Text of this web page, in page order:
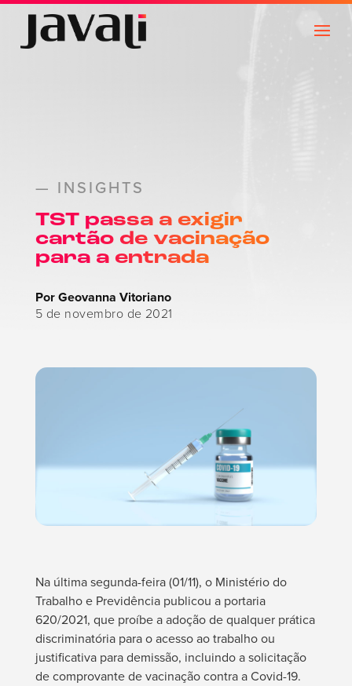
— INSIGHTS
TST passa a exigir
cartão de vacinação
para a entrada
Por Geovanna Vitoriano
5 de novembro de 2021
Na última segunda-feira (01/11), o Ministério do
Trabalho e Previdência publicou a portaria
620/2021, que proíbe a adoção de qualquer prática
discriminatória para o acesso ao trabalho ou
justificativa para demissão, incluindo a solicitação
de comprovante de vacinação contra a Covid-19.